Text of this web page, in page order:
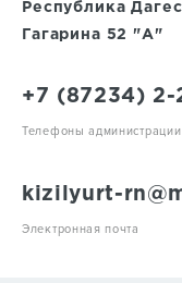
Республика
Гагарина 52 "А"
+7 (87234) 2-
Телефоны администрации
kizilyurt-
Электронная почта